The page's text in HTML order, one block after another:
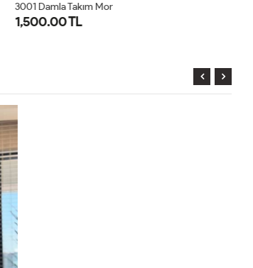
3001 Damla Takım Mor
1,500.00 TL